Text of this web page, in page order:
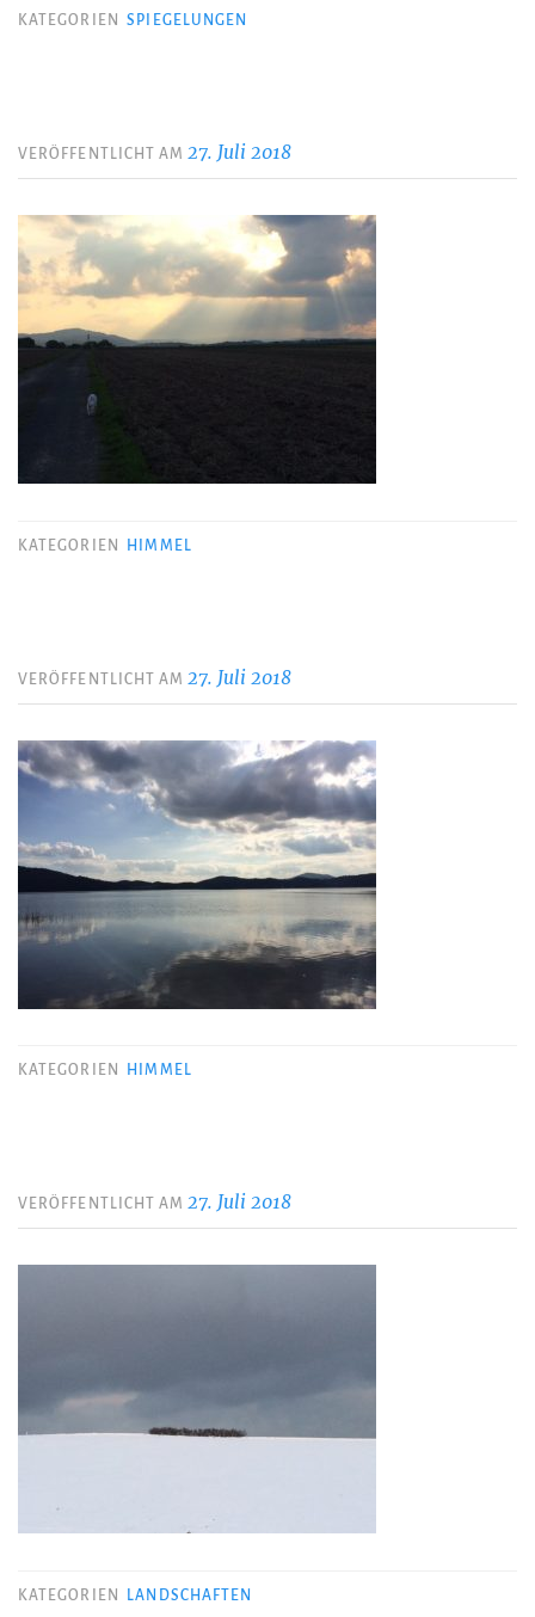
KATEGORIEN SPIEGELUNGEN
VERÖFFENTLICHT AM27. Juli 2018
KATEGORIEN HIMMEL
VERÖFFENTLICHT AM 27. Juli 2018
KATEGORIEN HIMMEL
VERÖFFENTLICHT AM27. Juli 2018
KATEGORIEN LANDSCHAFTEN